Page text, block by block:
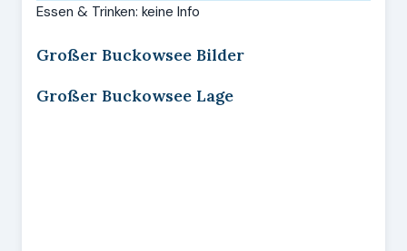
Essen & Trinken: keine Info
Großer Buckowsee Bilder
Großer Buckowsee Lage